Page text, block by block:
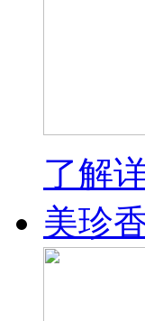
了解
美珍